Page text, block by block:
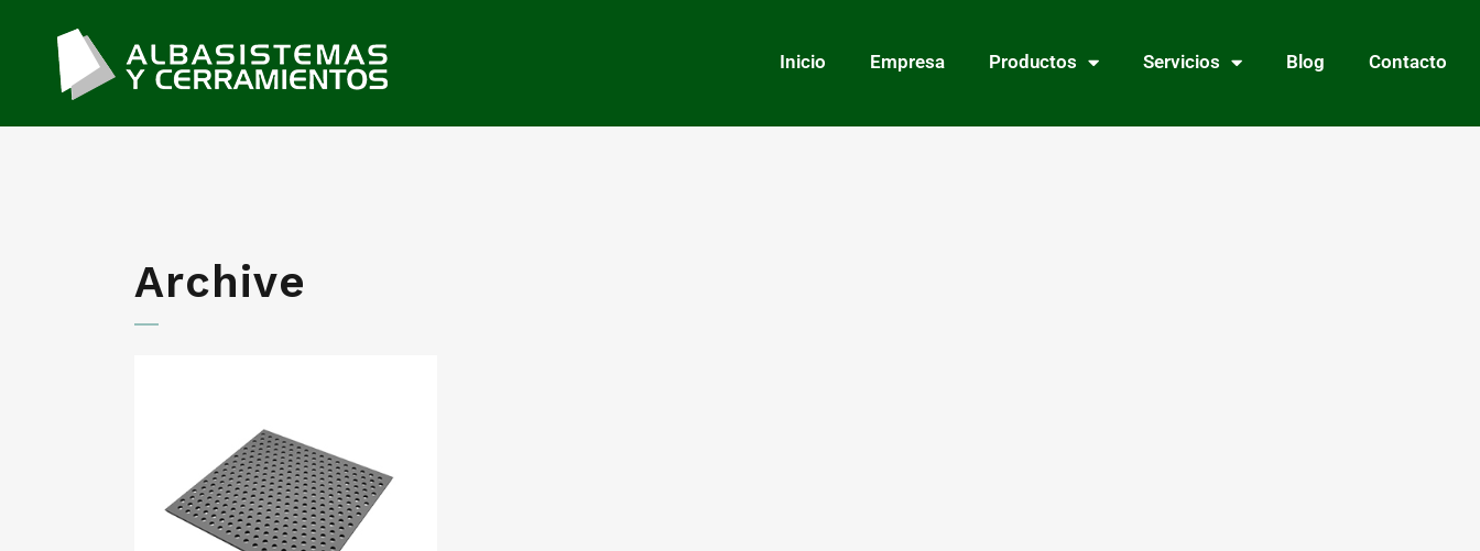
Inicio Empresa Productos Servicios Blog Contacto
Archive
Chapas